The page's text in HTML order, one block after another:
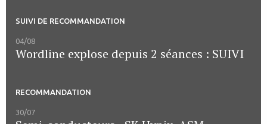
SUIVI DE RECOMMANDATION
04/08
Wordline explose depuis 2 séances : SUIVI
RECOMMANDATION
30/07